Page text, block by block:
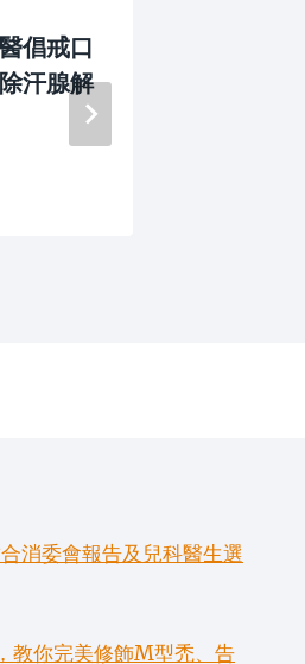
倡戒口
汗腺解
消委會報告及兒科醫生選
教你完美修飾M型禿、告